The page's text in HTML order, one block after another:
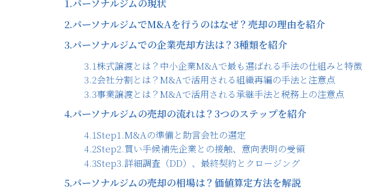
1.パーソナルジムの現状
2.パーソナルジムでM&Aを行うのはなぜ？売却の理由を紹介
3.パーソナルジムでの企業売却方法は？3種類を紹介
3.1株式譲渡とは？中小企業M&Aで最も選ばれる手法の仕組みと特徴
3.2会社分割とは？M&Aで活用される組織再編の手法と注意点
3.3事業譲渡とは？M&Aで活用される承継手法と税務上の注意点
4.パーソナルジムの売却の流れは？3つのステップを紹介
4.1Step1.M&Aの準備と助言会社の選定
4.2Step2.買い手候補先企業との接触、意向表明の受領
4.3Step3.詳細調査（DD）、最終契約とクロージング
5.パーソナルジムの売却の相場は？価値算定方法を解説